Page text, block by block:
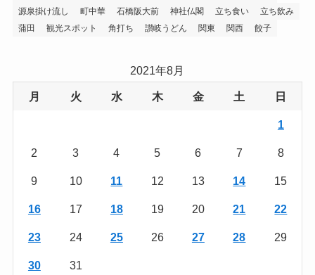
源泉掛け流し
町中華 石橋阪大前 神社仏閣 立ち食い
立ち飲み
蒲田
観光スポット 角打ち 讃岐うどん 関東 関西 餃子
2021年8月
月 火 水 木 金 土 日
1
2 3 4 5 6 7 8
9 10 11 12 13 14 15
16 17 18 19 20 21 22
23 24 25 26 27 28 29
30 31